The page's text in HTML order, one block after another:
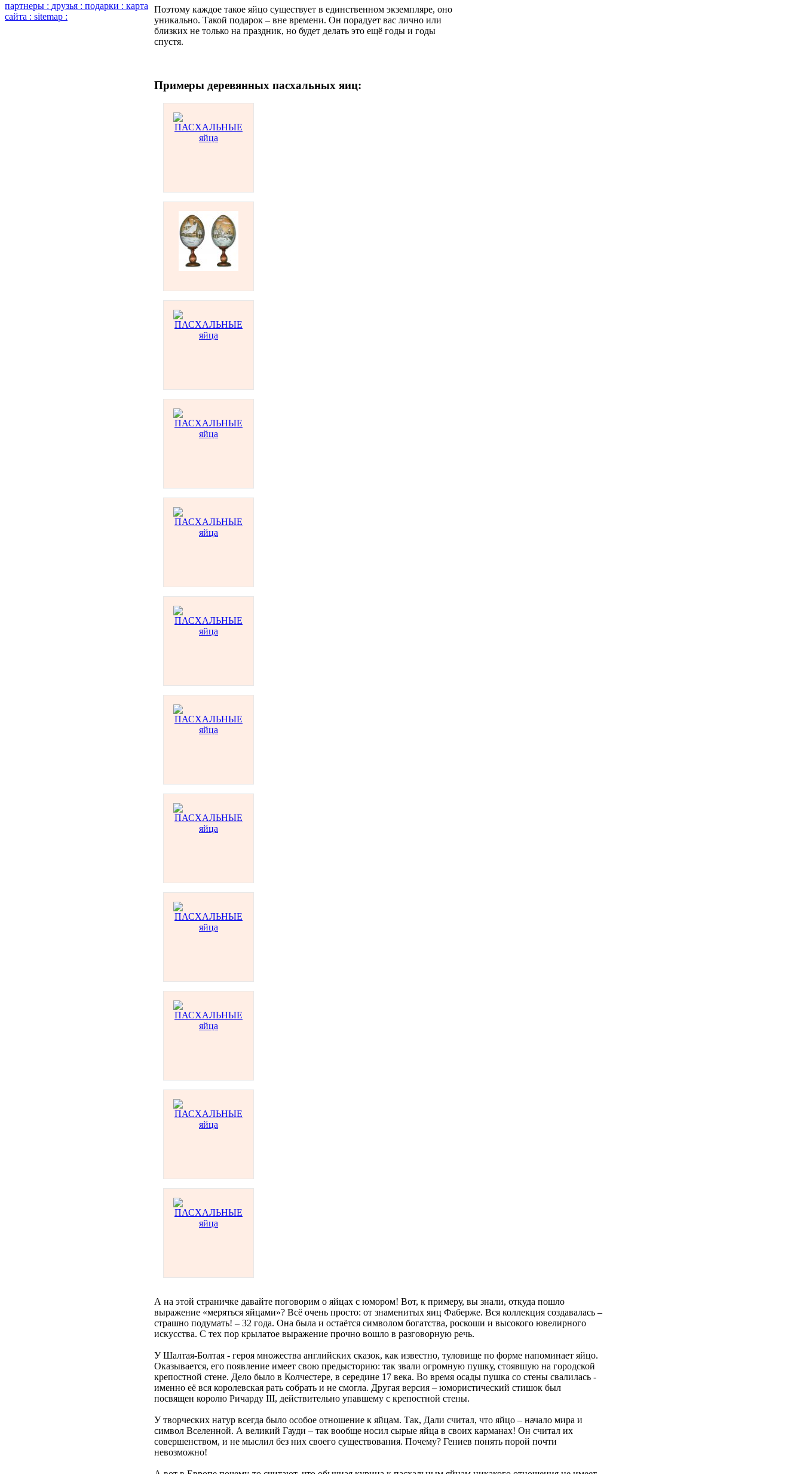
Поэтому каждое такое яйцо существует в единственном экземпляре, оно
уникально. Такой подарок – вне времени. Он порадует вас лично или
близких не только на праздник, но будет делать это ещё годы и годы
спустя.
Примеры деревянных пасхальных яиц:
А на этой страничке давайте поговорим о яйцах с юмором! Вот, к примеру, вы знали, откуда пошло
выражение «меряться яйцами»? Всё очень просто: от знаменитых яиц Фаберже. Вся коллекция создавалась –
страшно подумать! – 32 года. Она была и остаётся символом богатства, роскоши и высокого ювелирного
искусства. С тех пор крылатое выражение прочно вошло в разговорную речь.
У Шалтая-Болтая - героя множества английских сказок, как известно, туловище по форме напоминает яйцо.
Оказывается, его появление имеет свою предысторию: так звали огромную пушку, стоявшую на городской
крепостной стене. Дело было в Колчестере, в середине 17 века. Во время осады пушка со стены свалилась -
именно её вся королевская рать собрать и не смогла. Другая версия – юмористический стишок был
посвящен королю Ричарду III, действительно упавшему с крепостной стены.
У творческих натур всегда было особое отношение к яйцам. Так, Дали считал, что яйцо – начало мира и
символ Вселенной. А великий Гауди – так вообще носил сырые яйца в своих карманах! Он считал их
совершенством, и не мыслил без них своего существования. Почему? Гениев понять порой почти
невозможно!
партнеры : друзья : подарки : карта
сайта : sitemap :